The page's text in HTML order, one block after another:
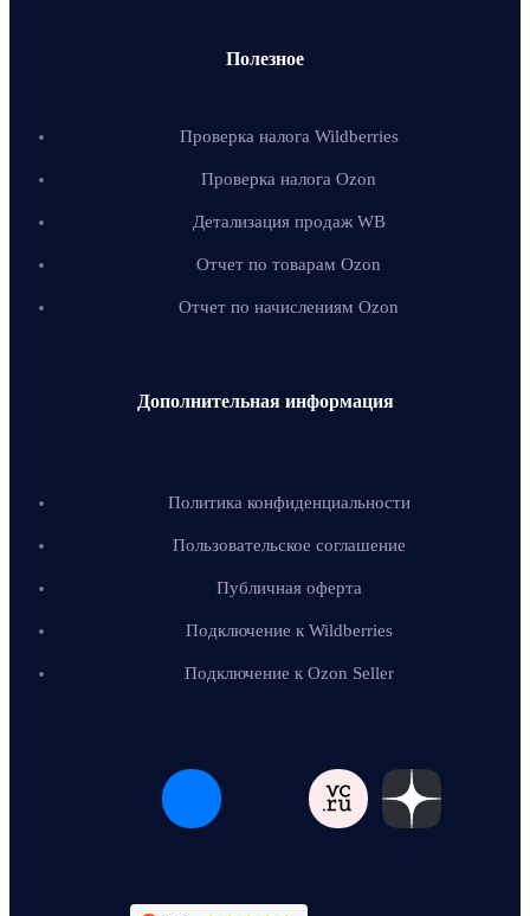
Полезное
Проверка налога Wildberries
Проверка налога Ozon
Детализация продаж WB
Отчет по товарам Ozon
Отчет по начислениям Ozon
Дополнительная информация
Политика конфиденциальности
Пользовательское соглашение
Публичная оферта
Подключение к Wildberries
Подключение к Ozon Seller